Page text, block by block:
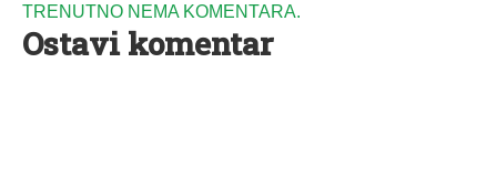
TRENUTNO NEMA KOMENTARA.
Ostavi komentar